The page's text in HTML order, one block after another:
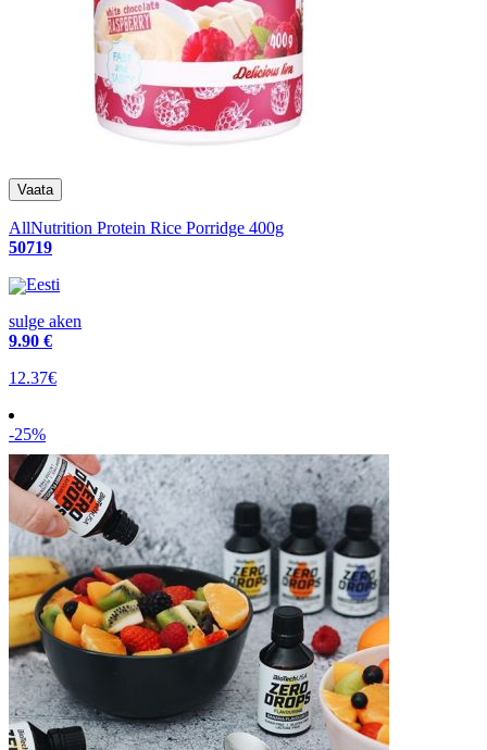
AllNutrition Protein Rice Porridge 400g
50719
Eesti
sulge aken
9.90 €
12.37€
-25%